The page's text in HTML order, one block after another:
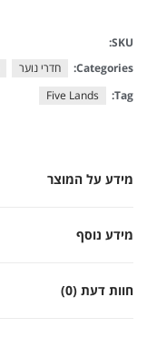
מידע על המוצר
מידע נוסף
חוות דעת (0)
SKU:
Categories:
חדרי נוער
Tag:
Five Lands